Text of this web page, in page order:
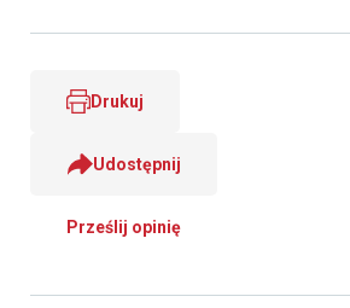
Drukuj
Udostępnij
Prześlij opinię